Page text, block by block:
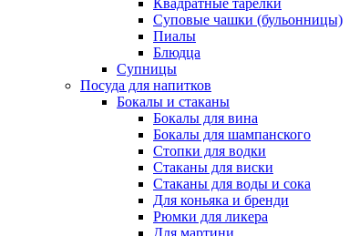
Квадратные тарелки
Суповые чашки (бульонницы)
Пиалы
Блюдца
Супницы
Посуда для напитков
Бокалы и стаканы
Бокалы для вина
Бокалы для шампанского
Стопки для водки
Стаканы для виски
Стаканы для воды и сока
Для коньяка и бренди
Рюмки для ликера
Для мартини